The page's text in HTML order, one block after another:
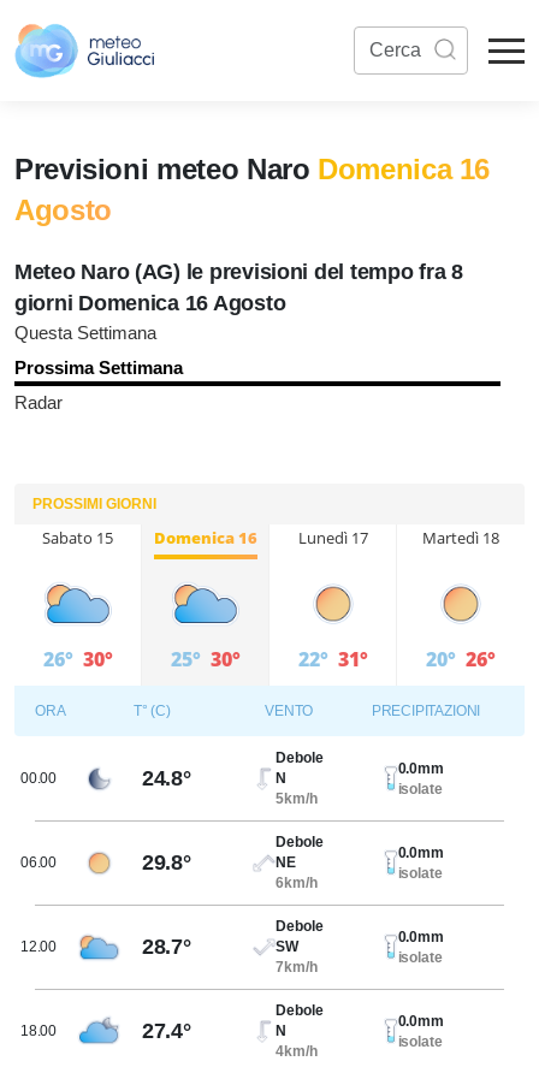
Previsioni meteo Naro Domenica 16
Agosto
Meteo Naro (AG) le previsioni del tempo fra 8
giorni Domenica 16 Agosto
Questa Settimana
Prossima Settimana
Radar
PROSSIMI GIORNI
Sabato 15
26° 30°
Domenica 16
25° 30°
Lunedì 17
22° 31°
Martedì 18
20° 26°
ORA T° (C) VENTO PRECIPITAZIONI
00.00 24.8°
Debole
N
5km/h
0.0mm
isolate
06.00 29.8°
Debole
NE
6km/h
0.0mm
isolate
12.00 28.7°
Debole
SW
7km/h
0.0mm
isolate
18.00 27.4°
Debole
N
4km/h
0.0mm
isolate